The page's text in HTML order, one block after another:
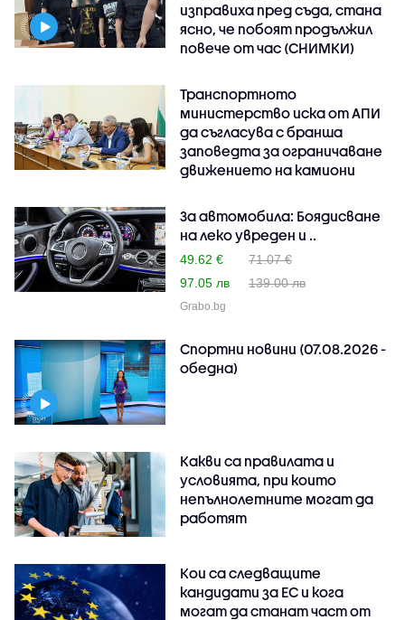
изправиха пред съда, стана
ясно, че побоят продължил
повече от час (СНИМКИ)
Транспортното
министерство иска от АПИ
да съгласува с бранша
заповедта за ограничаване
движението на камиони
За автомобила: Боядисване
на леко увреден и ..
49.62 €
71.07 €
97.05 лв
139.00 лв
Grabo.bg
Спортни новини (07.08.2026 -
обедна)
Какви са правилата и
условията, при които
непълнолетните могат да
работят
Кои са следващите
кандидати за ЕС и кога
могат да станат част от